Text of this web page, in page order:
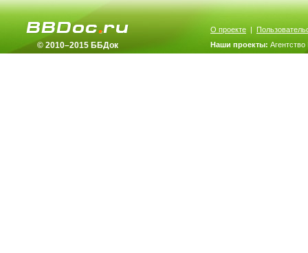
© 2010–2015 ББДок
О проекте |
Наши проекты: